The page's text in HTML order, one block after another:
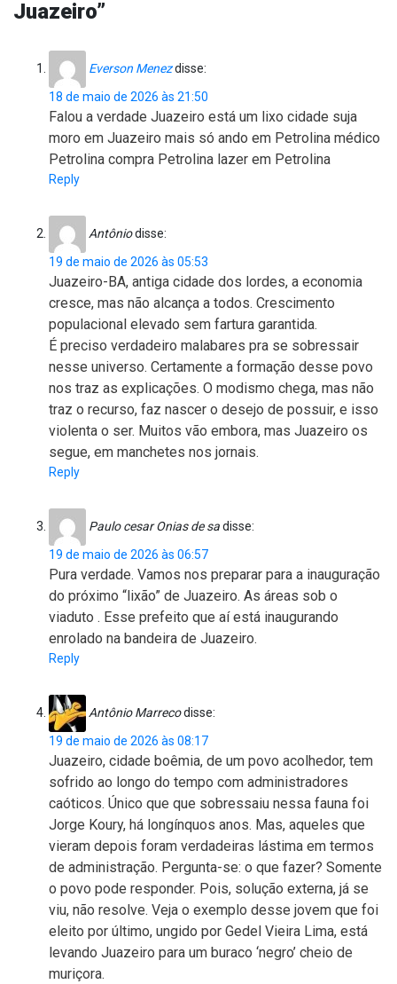
Juazeiro”
Everson Menezdisse:
18 de maio de 2026 às 21:50
Falou a verdade Juazeiro está um lixo cidade suja
moro em Juazeiro mais só ando em Petrolina médico
Petrolina compra Petrolina lazer em Petrolina
Reply
Antôniodisse:
19 de maio de 2026 às 05:53
Juazeiro-BA, antiga cidade dos lordes, a economia
cresce, mas não alcança a todos. Crescimento
populacional elevado sem fartura garantida.
É preciso verdadeiro malabares pra se sobressair
nesse universo. Certamente a formação desse povo
nos traz as explicações. O modismo chega, mas não
traz o recurso, faz nascer o desejo de possuir, e isso
violenta o ser. Muitos vão embora, mas Juazeiro os
segue, em manchetes nos jornais.
Reply
Paulo cesar Onias de sadisse:
19 de maio de 2026 às 06:57
Pura verdade. Vamos nos preparar para a inauguração
do próximo “lixão” de Juazeiro. As áreas sob o
viaduto . Esse prefeito que aí está inaugurando
enrolado na bandeira de Juazeiro.
Reply
Antônio Marrecodisse:
19 de maio de 2026 às 08:17
Juazeiro, cidade boêmia, de um povo acolhedor, tem
sofrido ao longo do tempo com administradores
caóticos. Único que que sobressaiu nessa fauna foi
Jorge Koury, há longínquos anos. Mas, aqueles que
vieram depois foram verdadeiras lástima em termos
de administração. Pergunta-se: o que fazer? Somente
o povo pode responder. Pois, solução externa, já se
viu, não resolve. Veja o exemplo desse jovem que foi
eleito por último, ungido por Gedel Vieira Lima, está
levando Juazeiro para um buraco ‘negro’ cheio de
muriçora.